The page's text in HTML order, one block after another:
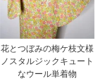
花とつぼみの梅ケ枝文様
ノスタルジックキュート
なウール単着物